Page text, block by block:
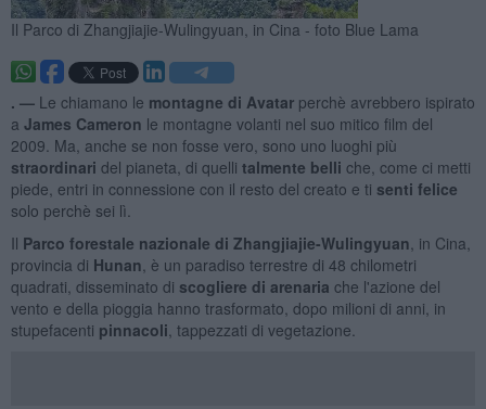
Il Parco di Zhangjiajie-Wulingyuan, in Cina - foto Blue Lama
. — Le chiamano le montagne di Avatar perchè avrebbero ispirato
a James Cameron le montagne volanti nel suo mitico film del
2009. Ma, anche se non fosse vero, sono uno luoghi più
straordinari del pianeta, di quelli talmente belli che, come ci metti
piede, entri in connessione con il resto del creato e ti senti felice
solo perchè sei lì.
Il Parco forestale nazionale di Zhangjiajie-Wulingyuan , in Cina,
provincia di Hunan , è un paradiso terrestre di 48 chilometri
quadrati, disseminato di scogliere di arenaria che l'azione del
vento e della pioggia hanno trasformato, dopo milioni di anni, in
stupefacenti pinnacoli , tappezzati di vegetazione.